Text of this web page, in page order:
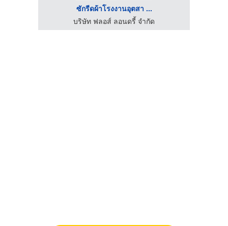
เครื่องซักผ้าหยอดเหร ...
ตั้งกล่องหยอดเหรียญ บลู วอเตอร์ ระยอง